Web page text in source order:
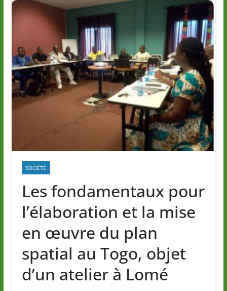
SOCIÉTÉ
Les fondamentaux pour
l’élaboration et la mise
en œuvre du plan
spatial au Togo, objet
d’un atelier à Lomé